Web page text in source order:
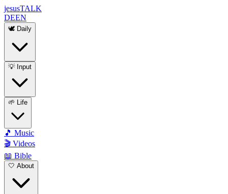
jesusTALK
DEEN
🕊️ Daily
💡 Input
🌱 Life
🎵 Music
🎬 Videos
📖 Bible
🤍 About